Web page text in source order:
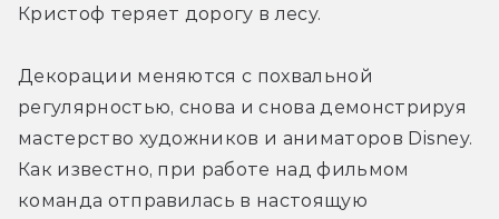
Кристоф теряет дорогу в лесу.
Декорации меняются с похвальной
регулярностью, снова и снова демонстрируя
мастерство художников и аниматоров Disney.
Как известно, при работе над фильмом
команда отправилась в настоящую